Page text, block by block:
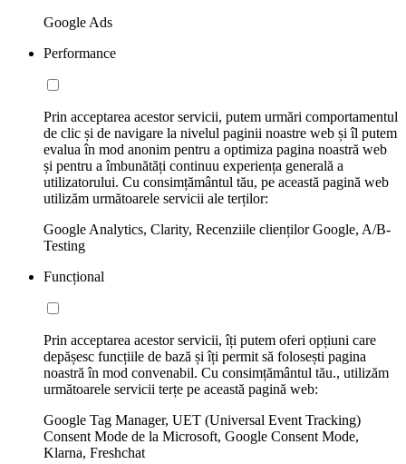
Google Ads
Performance
Prin acceptarea acestor servicii, putem urmări comportamentul
de clic și de navigare la nivelul paginii noastre web și îl putem
evalua în mod anonim pentru a optimiza pagina noastră web
și pentru a îmbunătăți continuu experiența generală a
utilizatorului. Cu consimțământul tău, pe această pagină web
utilizăm următoarele servicii ale terților:
Google Analytics, Clarity, Recenziile clienților Google, A/B-
Testing
Funcțional
Prin acceptarea acestor servicii, îți putem oferi opțiuni care
depășesc funcțiile de bază și îți permit să folosești pagina
noastră în mod convenabil. Cu consimțământul tău., utilizăm
următoarele servicii terțe pe această pagină web:
Google Tag Manager, UET (Universal Event Tracking)
Consent Mode de la Microsoft, Google Consent Mode,
Klarna, Freshchat